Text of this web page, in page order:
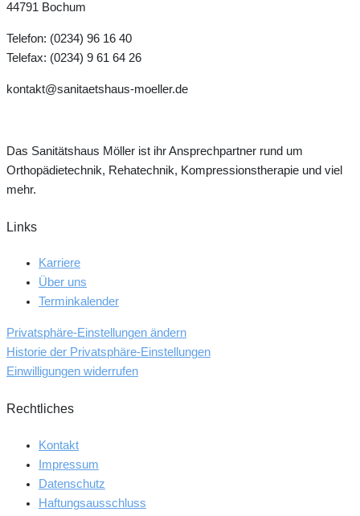
44791 Bochum
Telefon: (0234) 96 16 40
Telefax: (0234) 9 61 64 26
kontakt@sanitaetshaus-moeller.de
Das Sanitätshaus Möller ist ihr Ansprechpartner rund um
Orthopädie­technik, Rehatechnik, Kompressionstherapie und viel
mehr.
Links
Karriere
Über uns
Terminkalender
Privatsphäre-Einstellungen ändern
Historie der Privatsphäre-Einstellungen
Einwilligungen widerrufen
Rechtliches
Kontakt
Impressum
Datenschutz
Haftungsausschluss